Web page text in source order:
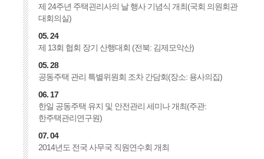
제 24주년 주택괸리사의 날 행사 기념식 개최(국회 의원회관
대회의실)
05. 24
제 13회 협회 장기 산행대회 (전북: 김제모악산)
05. 28
공동주택 관리 특별위원회 조차 간담회(장소: 용사의집)
06. 17
한일 공동주택 유지 및 안전관리 세미나 개최(주관:
한주택관리연구원)
07. 04
2014년도 전국 사무국 직원연수회 개최